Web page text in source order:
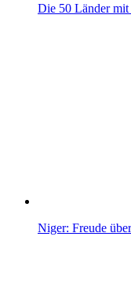
Die 50 Länder mit
Niger: Freude